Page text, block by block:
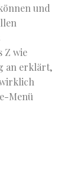
und
Z wie
an erklärt,
Menü